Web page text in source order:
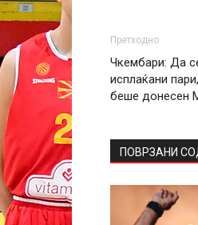
Претходно
Чкембари: Да
исплаќани
беше донесен
ПОВРЗАНИ